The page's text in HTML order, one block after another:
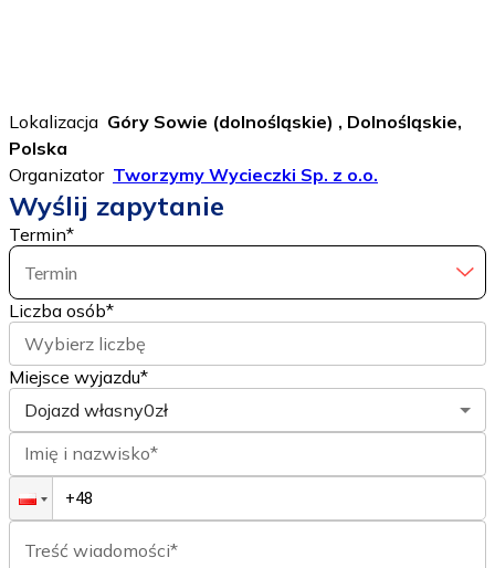
Lokalizacja Góry Sowie (dolnośląskie) , Dolnośląskie,
Polska
Organizator Tworzymy Wycieczki Sp. z o.o.
Wyślij zapytanie
Termin*
Termin
Liczba osób*
Wybierz liczbę
Miejsce wyjazdu*
Dojazd własny0zł
Imię i nazwisko*
Treść wiadomości*